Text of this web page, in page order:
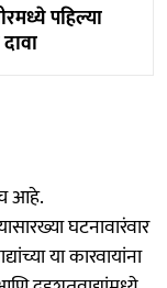
पहिल्या
आहे.
घटनावारंवार
या कारवायांना